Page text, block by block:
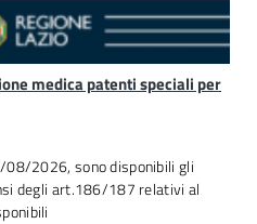
medica patenti speciali per
08/2026, sono disponibili gli
degli art.186/187 relativi al